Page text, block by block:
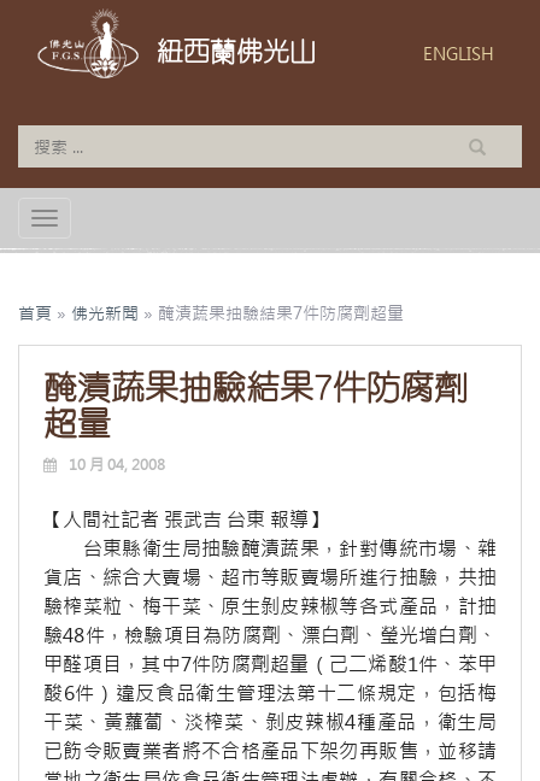
紐西蘭佛光山 ENGLISH
TOGGLE NAVIGATION
首頁 » 佛光新聞 » 醃漬蔬果抽驗結果7件防腐劑超量
醃漬蔬果抽驗結果7件防腐劑
超量
10 月 04, 2008
【人間社記者 張武吉 台東 報導】
台東縣衛生局抽驗醃漬蔬果，針對傳統市場、雜
貨店、綜合大賣場、超市等販賣場所進行抽驗，共抽
驗榨菜粒、梅干菜、原生剝皮辣椒等各式產品，計抽
驗48件，檢驗項目為防腐劑、漂白劑、瑩光增白劑、
甲醛項目，其中7件防腐劑超量（己二烯酸1件、苯甲
酸6件）違反食品衛生管理法第十二條規定，包括梅
干菜、黃蘿蔔、淡榨菜、剝皮辣椒4種產品，衛生局
已飭令販賣業者將不合格產品下架勿再販售，並移請